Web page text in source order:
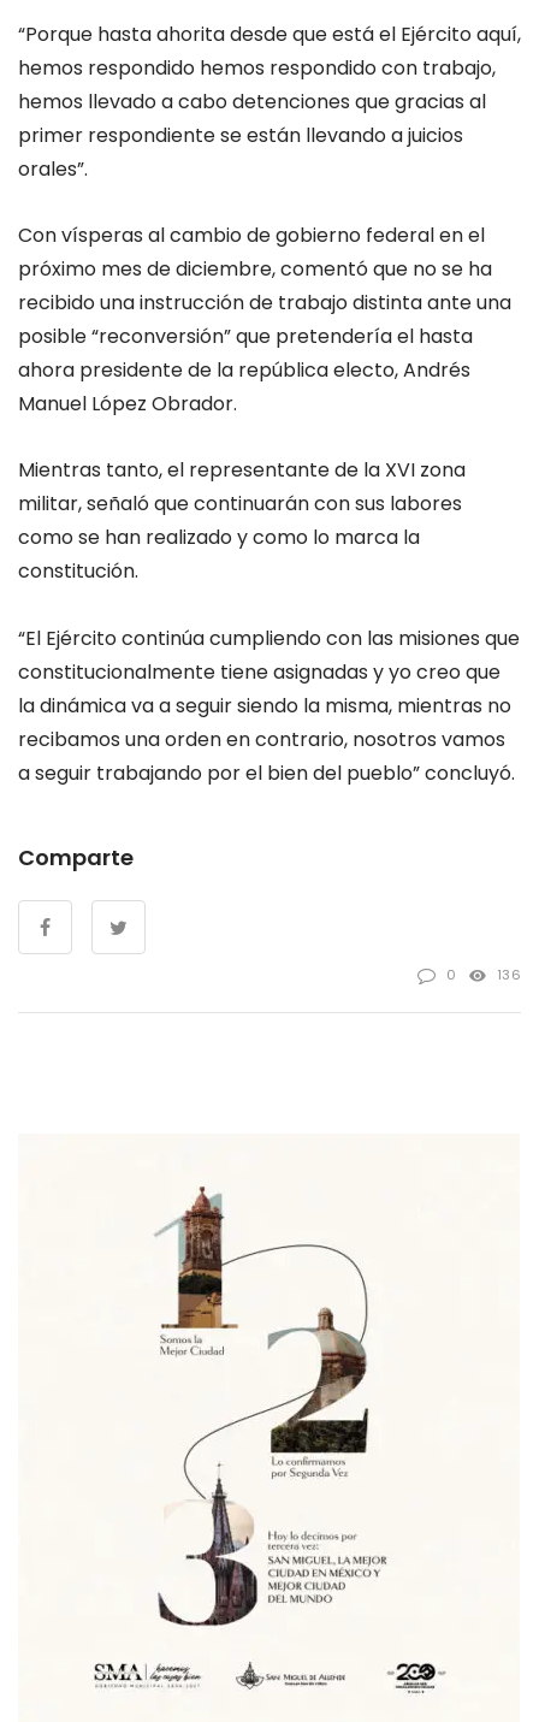
“Porque hasta ahorita desde que está el Ejército aquí,
hemos respondido hemos respondido con trabajo,
hemos llevado a cabo detenciones que gracias al
primer respondiente se están llevando a juicios
orales”.
Con vísperas al cambio de gobierno federal en el
próximo mes de diciembre, comentó que no se ha
recibido una instrucción de trabajo distinta ante una
posible “reconversión” que pretendería el hasta
ahora presidente de la república electo, Andrés
Manuel López Obrador.
Mientras tanto, el representante de la XVI zona
militar, señaló que continuarán con sus labores
como se han realizado y como lo marca la
constitución.
“El Ejército continúa cumpliendo con las misiones que
constitucionalmente tiene asignadas y yo creo que
la dinámica va a seguir siendo la misma, mientras no
recibamos una orden en contrario, nosotros vamos
a seguir trabajando por el bien del pueblo” concluyó.
Comparte
0 136